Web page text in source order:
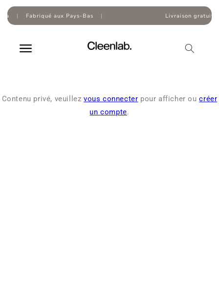
Skip to
content
Fabriqué aux Pays-Bas Livraison gratuite
Contenu privé, veuillezvous connecter pour afficher oucréer
un compte.